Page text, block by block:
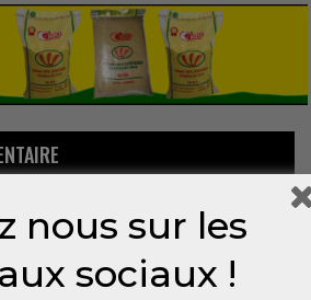
email ne sera pas publiée.
nous sur les
sociaux !